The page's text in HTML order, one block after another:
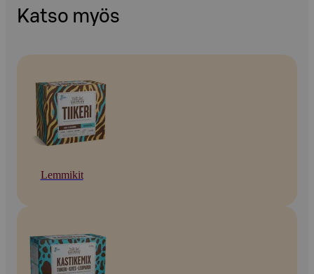
Katso myös
Lemmikit